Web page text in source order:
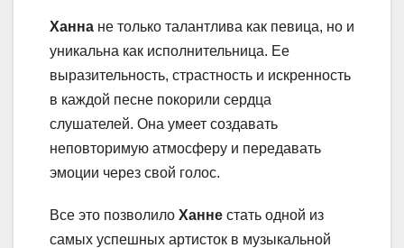
Ханна не только талантлива как певица, но и
уникальна как исполнительница. Ее
выразительность, страстность и искренность
в каждой песне покорили сердца
слушателей. Она умеет создавать
неповторимую атмосферу и передавать
эмоции через свой голос.
Все это позволило Ханне стать одной из
самых успешных артисток в музыкальной